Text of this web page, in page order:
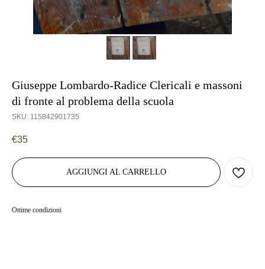
Giuseppe Lombardo-Radice Clericali e massoni
di fronte al problema della scuola
SKU: 115842901735
€35
AGGIUNGI AL CARRELLO
Ottime condizioni